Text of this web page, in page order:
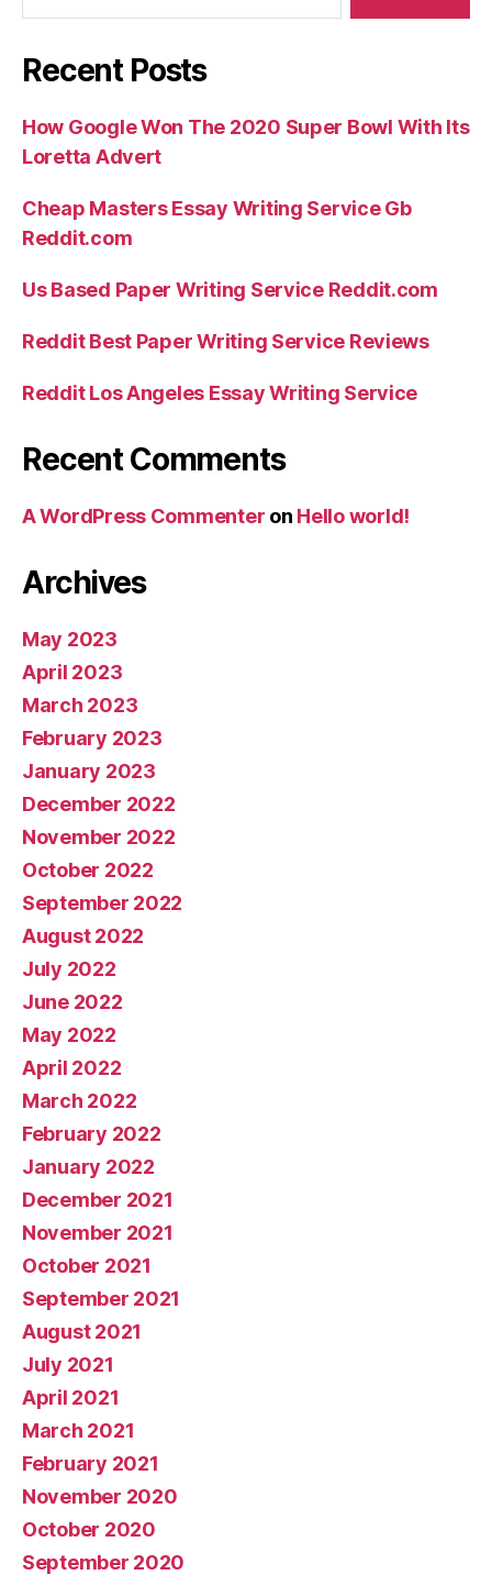
Recent Posts
How Google Won The 2020 Super Bowl With Its
Loretta Advert
Cheap Masters Essay Writing Service Gb
Reddit.com
Us Based Paper Writing Service Reddit.com
Reddit Best Paper Writing Service Reviews
Reddit Los Angeles Essay Writing Service
Recent Comments
A WordPress Commenter on Hello world!
Archives
May 2023
April 2023
March 2023
February 2023
January 2023
December 2022
November 2022
October 2022
September 2022
August 2022
July 2022
June 2022
May 2022
April 2022
March 2022
February 2022
January 2022
December 2021
November 2021
October 2021
September 2021
August 2021
July 2021
April 2021
March 2021
February 2021
November 2020
October 2020
September 2020